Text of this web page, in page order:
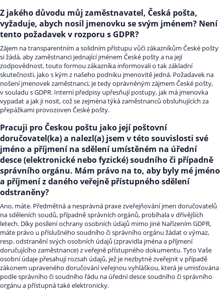
Z jakého důvodu můj zaměstnavatel, Česká pošta,
vyžaduje, abych nosil jmenovku se svým jménem? Není
tento požadavek v rozporu s GDPR?
Zájem na transparentním a solidním přístupu vůči zákazníkům České pošty
si žádá, aby zaměstnanci jednající jménem České pošty a na její
zodpovědnost, touto formou zákazníka informovali o tak základní
skutečnosti, jako s kým z našeho podniku jmenovitě jedná. Požadavek na
nošení jmenovek zaměstnanci, je tedy oprávněným zájmem České pošty,
v souladu s GDPR. Interní předpisy upřesňují postupy, jak má jmenovka
vypadat a jak ji nosit, což se zejména týká zaměstnanců obsluhujících za
přepážkami provozoven České pošty.
Pracuji pro Českou poštu jako její poštovní
doručovatel(ka) a nalezl(a) jsem v této souvislosti své
jméno a příjmení na sdělení umístěném na úřední
desce (elektronické nebo fyzické) soudního či případně
správního orgánu. Mám právo na to, aby byly mé jméno
a příjmení z daného veřejně přístupného sdělení
odstraněny?
Ano, máte. Předmětná a nesprávná praxe zveřejňování jmen doručovatelů
na sděleních soudů, případně správních orgánů, probíhala v dřívějších
letech. Díky posílení ochrany osobních údajů mimo jiné Nařízením GDPR,
máte právo u příslušného soudního či správního orgánu žádat o výmaz,
resp. odstranění svých osobních údajů (zpravidla jména a příjmení
doručujícího zaměstnance) z veřejně přístupného dokumentu. Tyto Vaše
osobní údaje přesahují rozsah údajů, jež je nezbytné zveřejnit v případě
zákonem upraveného doručování veřejnou vyhláškou, která je umisťována
podle správního či soudního řádu na úřední desce soudního či správního
orgánu a přístupná také elektronicky.